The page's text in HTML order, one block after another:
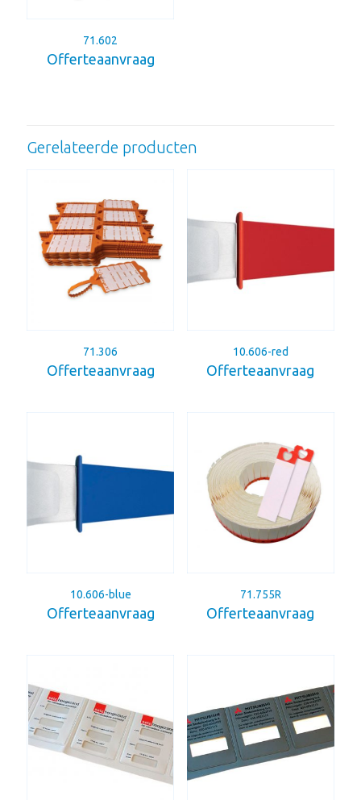
71.602
Offerteaanvraag
Gerelateerde producten
71.306
Offerteaanvraag
10.606-red
Offerteaanvraag
10.606-blue
Offerteaanvraag
71.755R
Offerteaanvraag